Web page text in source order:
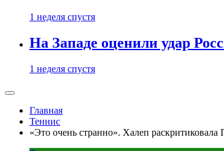
1 неделя спустя
На Западе оценили удар
1 неделя спустя
Главная
Теннис
«Это очень странно». Халеп